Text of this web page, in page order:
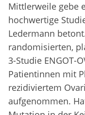
Mittlerweile gebe
hochwertige
Ledermann
randomisierten,
3-Studie ENGOT-
Patientinnen mit
rezidiviertem
aufgenommen.